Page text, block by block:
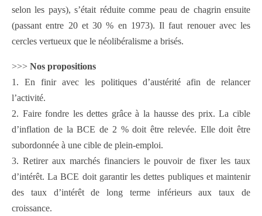
selon les pays), s’était réduite comme peau de chagrin ensuite
(passant entre 20 et 30 % en 1973). Il faut renouer avec les
cercles vertueux que le néolibéralisme a brisés.
>>> Nos propositions
1. En finir avec les politiques d’austérité afin de relancer
l’activité.
2. Faire fondre les dettes grâce à la hausse des prix. La cible
d’inflation de la BCE de 2 % doit être relevée. Elle doit être
subordonnée à une cible de plein-emploi.
3. Retirer aux marchés financiers le pouvoir de fixer les taux
d’intérêt. La BCE doit garantir les dettes publiques et maintenir
des taux d’intérêt de long terme inférieurs aux taux de
croissance.